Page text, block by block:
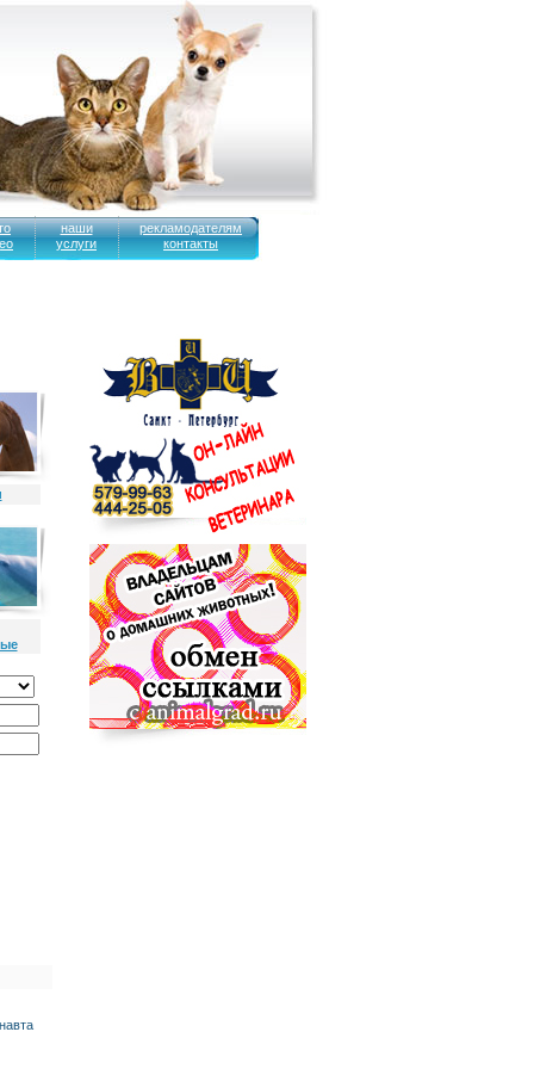
наши
услуги
рекламодателям
контакты